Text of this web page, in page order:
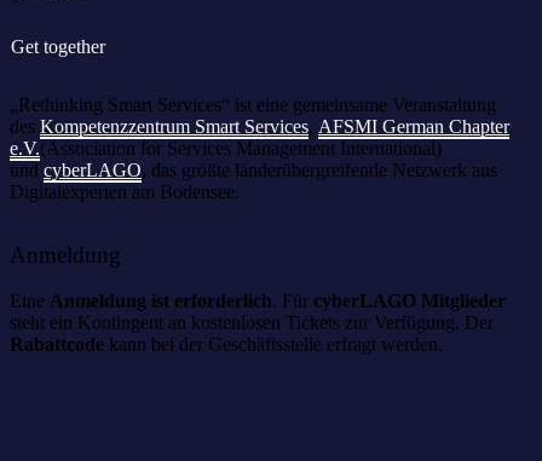
Get together
„Rethinking Smart Services“ ist eine gemeinsame Veranstaltung
des Kompetenzzentrum Smart Services, AFSMI German Chapter
e.V.(Association for Services Management International)
und cyberLAGO, das größte länderübergreifende Netzwerk aus
Digitalexperten am Bodensee.
Anmeldung
Eine Anmeldung ist erforderlich. Für cyberLAGO Mitglieder
steht ein Kontingent an kostenlosen Tickets zur Verfügung. Der
Rabattcode kann bei der Geschäftsstelle erfragt werden.